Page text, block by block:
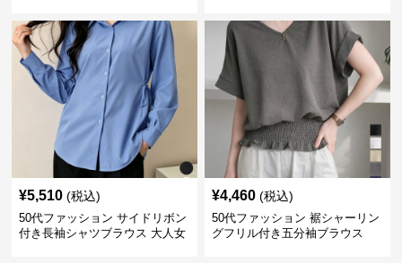
¥5,510 (税込)
50代ファッション サイドリボン
付き長袖シャツブラウス 大人女
¥4,460 (税込)
50代ファッション 裾シャーリン
グフリル付き五分袖ブラウス